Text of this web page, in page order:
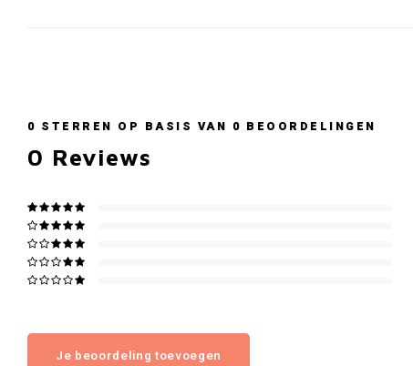
0 STERREN OP BASIS VAN 0 BEOORDELINGEN
0 Reviews
Je beoordeling toevoegen